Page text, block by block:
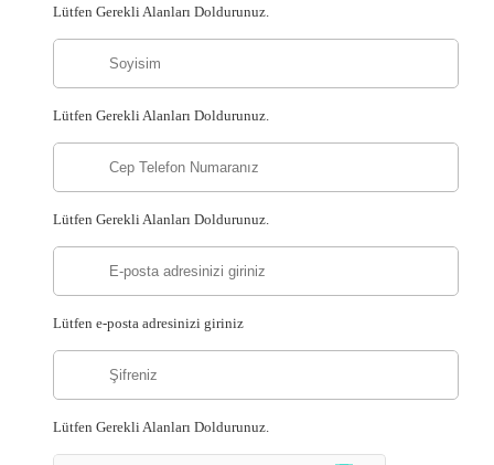
Lütfen Gerekli Alanları Doldurunuz.
Lütfen Gerekli Alanları Doldurunuz.
Lütfen Gerekli Alanları Doldurunuz.
Lütfen e-posta adresinizi giriniz
Lütfen Gerekli Alanları Doldurunuz.